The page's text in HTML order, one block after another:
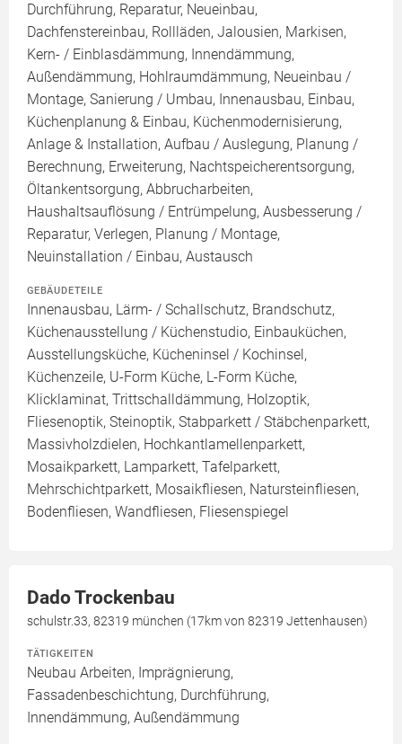
Durchführung, Reparatur, Neueinbau,
Dachfenstereinbau, Rollläden, Jalousien, Markisen,
Kern- / Einblasdämmung, Innendämmung,
Außendämmung, Hohlraumdämmung, Neueinbau /
Montage, Sanierung / Umbau, Innenausbau, Einbau,
Küchenplanung & Einbau, Küchenmodernisierung,
Anlage & Installation, Aufbau / Auslegung, Planung /
Berechnung, Erweiterung, Nachtspeicherentsorgung,
Öltankentsorgung, Abbrucharbeiten,
Haushaltsauflösung / Entrümpelung, Ausbesserung /
Reparatur, Verlegen, Planung / Montage,
Neuinstallation / Einbau, Austausch
GEBÄUDETEILE
Innenausbau, Lärm- / Schallschutz, Brandschutz,
Küchenausstellung / Küchenstudio, Einbauküchen,
Ausstellungsküche, Kücheninsel / Kochinsel,
Küchenzeile, U-Form Küche, L-Form Küche,
Klicklaminat, Trittschalldämmung, Holzoptik,
Fliesenoptik, Steinoptik, Stabparkett / Stäbchenparkett,
Massivholzdielen, Hochkantlamellenparkett,
Mosaikparkett, Lamparkett, Tafelparkett,
Mehrschichtparkett, Mosaikfliesen, Natursteinfliesen,
Bodenfliesen, Wandfliesen, Fliesenspiegel
Dado Trockenbau
schulstr.33, 82319 münchen (17km von 82319 Jettenhausen)
TÄTIGKEITEN
Neubau Arbeiten, Imprägnierung,
Fassadenbeschichtung, Durchführung,
Innendämmung, Außendämmung